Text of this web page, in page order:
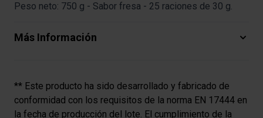
Peso neto: 750 g - Sabor fresa - 25 raciones de 30 g.
Más Información
** Este producto ha sido desarrollado y fabricado de
conformidad con los requisitos de la norma EN 17444 en
la fecha de producción del lote. El cumplimiento de la